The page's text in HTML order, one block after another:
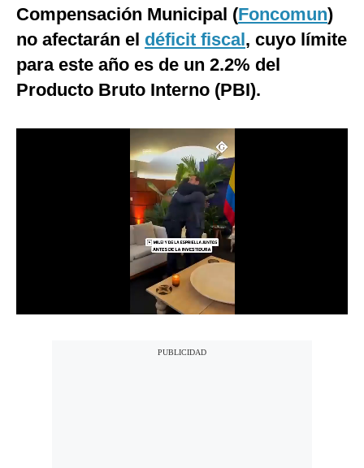
Club del Suscriptor
G de Gestión
Compensación Municipal (Foncomun)
no afectarán el déficit fiscal, cuyo límite
para este año es de un 2.2% del
Producto Bruto Interno (PBI).